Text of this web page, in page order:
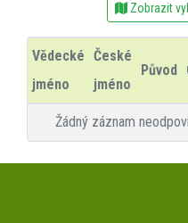
Zobrazit
Vědecké
jméno
České
jméno
Původ
Žádný záznam